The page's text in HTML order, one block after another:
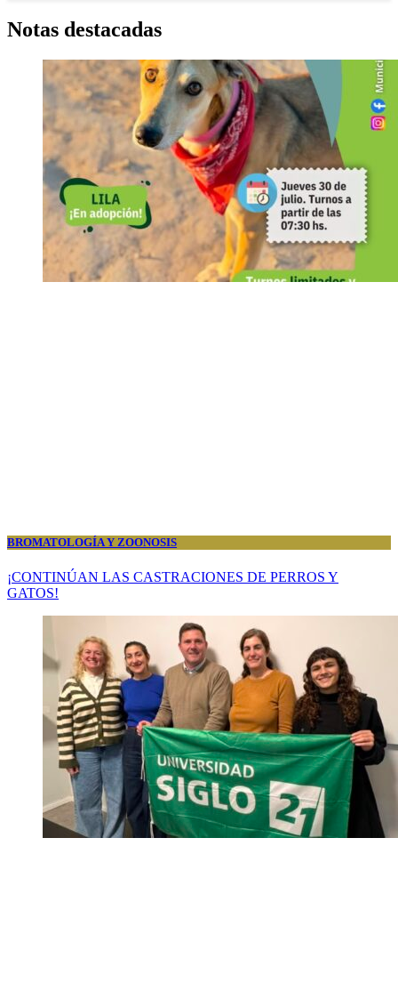
Notas destacadas
BROMATOLOGÍA Y ZOONOSIS
¡CONTINÚAN LAS CASTRACIONES DE PERROS Y
GATOS!